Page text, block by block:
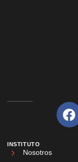
INSTITUTO
Nosotros